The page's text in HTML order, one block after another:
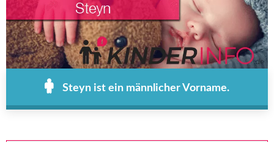
Steyn ist ein männlicher Vorname.